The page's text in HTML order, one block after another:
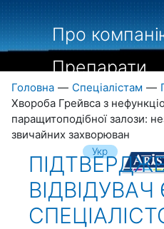
Про
Препарати
Бібліографія
Укр
Рус
Eng
Головна — Спеціалістам —
Хвороба Грейвса з
паращитоподібної залози:
звичайних захворюван
ВІДВІДУВАЧ